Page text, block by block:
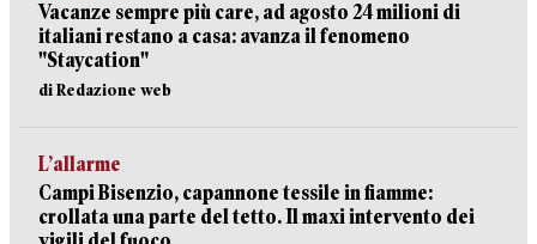
Vacanze sempre più care, ad agosto 24 milioni di
italiani restano a casa: avanza il fenomeno
"Staycation"
di Redazione web
L’allarme
Campi Bisenzio, capannone tessile in fiamme:
crollata una parte del tetto. Il maxi intervento dei